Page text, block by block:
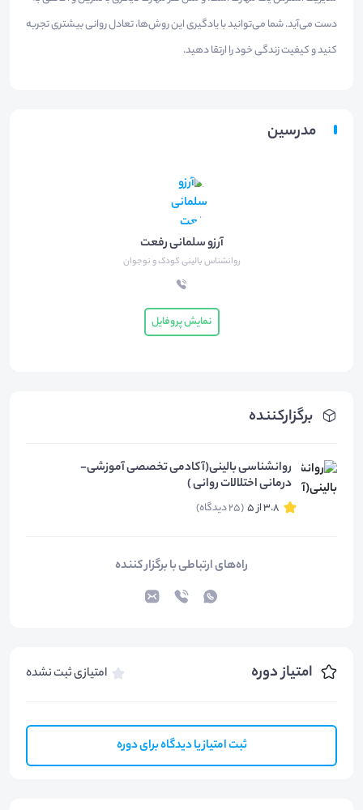
برگزارکننده
روانشناسی بالینی(آکادمی تخصصی آموزشی-
درمانی اختلالات روانی )
3.8 از 5 (25 دیدگاه)
راه‌های ارتباطی با برگزار کننده
امتیاز دوره امتیازی ثبت نشده
ثبت امتیاز یا دیدگاه برای دوره
دست می‌آید. شما می‌توانید با یادگیری این روش‌ها، تعادل روانی بیشتری تجربه
کنید و کیفیت زندگی خود را ارتقا دهید.
مدرسین
آرزو سلمانی رفعت
روانشناس بالینی کودک و نوجوان
نمایش پروفایل